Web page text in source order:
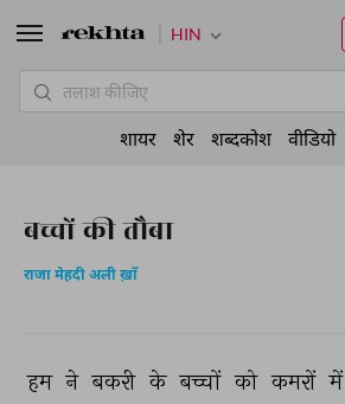
बच्चों की तौबा
राजा मेहदी अली ख़ाँ
हम ने बकरी के बच्चों को कमरों में
HIN
शायर शेर शब्दकोश वीडियो